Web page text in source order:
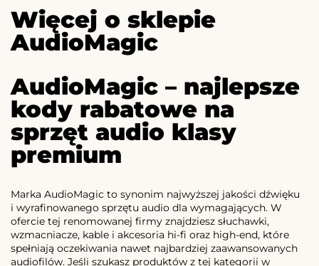
Więcej o sklepie
AudioMagic
AudioMagic – najlepsze
kody rabatowe na
sprzęt audio klasy
premium
Marka AudioMagic to synonim najwyższej jakości dźwięku
i wyrafinowanego sprzętu audio dla wymagających. W
ofercie tej renomowanej firmy znajdziesz słuchawki,
wzmacniacze, kable i akcesoria hi-fi oraz high-end, które
spełniają oczekiwania nawet najbardziej zaawansowanych
audiofilów. Jeśli szukasz produktów z tej kategorii w